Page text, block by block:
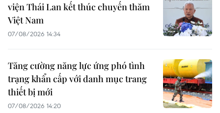
viện Thái Lan kết thúc chuyến thăm
Việt Nam
07/08/2026 14:34
Tăng cường năng lực ứng phó tình
trạng khẩn cấp với danh mục trang
thiết bị mới
07/08/2026 14:20